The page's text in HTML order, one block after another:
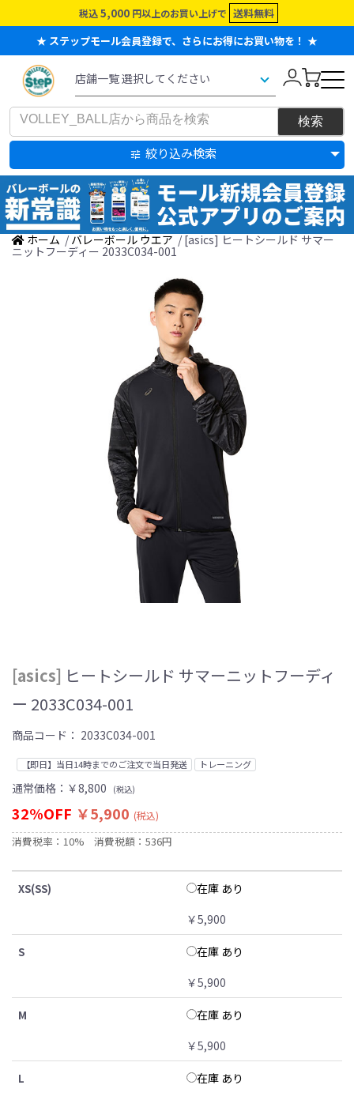
税込 5,000 円以上のお買い上げで 送料無料
★ ステップモール会員登録で、さらにお得にお買い物を！ ★
絞り込み検索
ホーム / バレーボール ウエア / [asics] ヒートシールド サマー
ニットフーディー 2033C034-001
[asics] ヒートシールド サマーニットフーディ
ー 2033C034-001
商品コード： 2033C034-001
【即日】当日14時までのご注文で当日発送 トレーニング
通常価格： ￥8,800 (税込)
32%OFF ￥5,900 (税込)
消費税率：10% 消費税額：536円
XS(SS)
在庫 あり
￥5,900
S
在庫 あり
￥5,900
M
在庫 あり
￥5,900
L
在庫 あり